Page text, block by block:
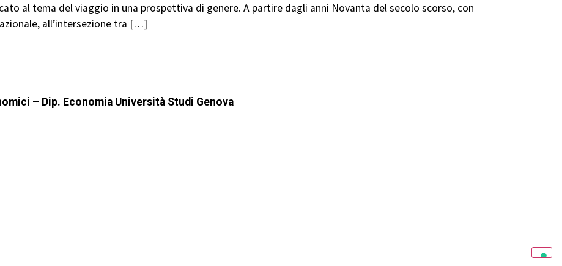
al tema del viaggio in una prospettiva di genere. A partire dagli anni Novanta del secolo scorso, con
all’intersezione tra […]
– Dip. Economia Università Studi Genova